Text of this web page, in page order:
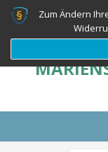
Zum Ändern